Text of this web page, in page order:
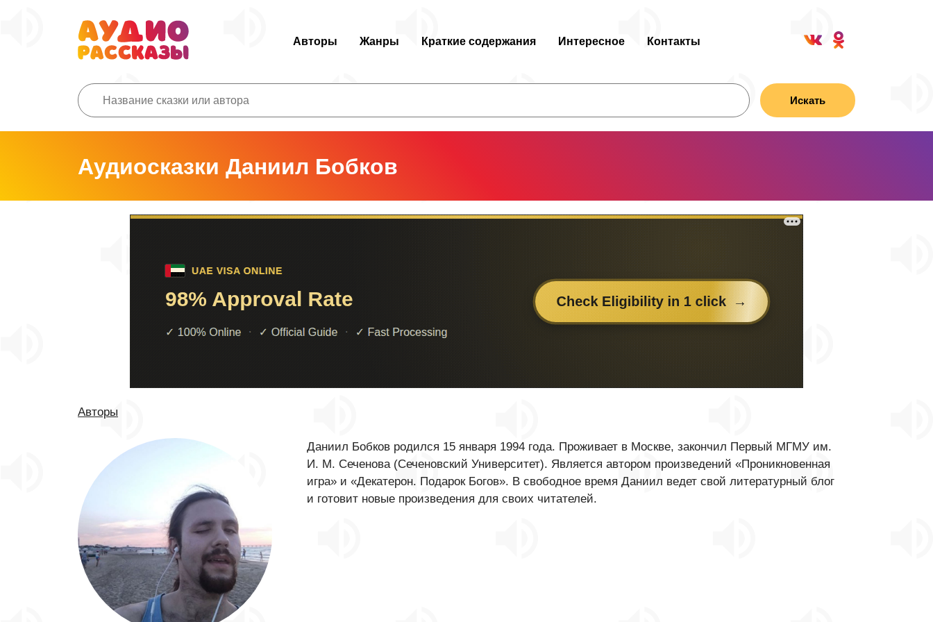
Авторы Жанры Краткие содержания Интересное Контакты
Искать
Аудиосказки Даниил Бобков
Авторы
Даниил Бобков родился 15 января 1994 года. Проживает в Москве, закончил Первый МГМУ им.
И. М. Сеченова (Сеченовский Университет). Является автором произведений «Проникновенная
игра» и «Декатерон. Подарок Богов». В свободное время Даниил ведет свой литературный блог
и готовит новые произведения для своих читателей.